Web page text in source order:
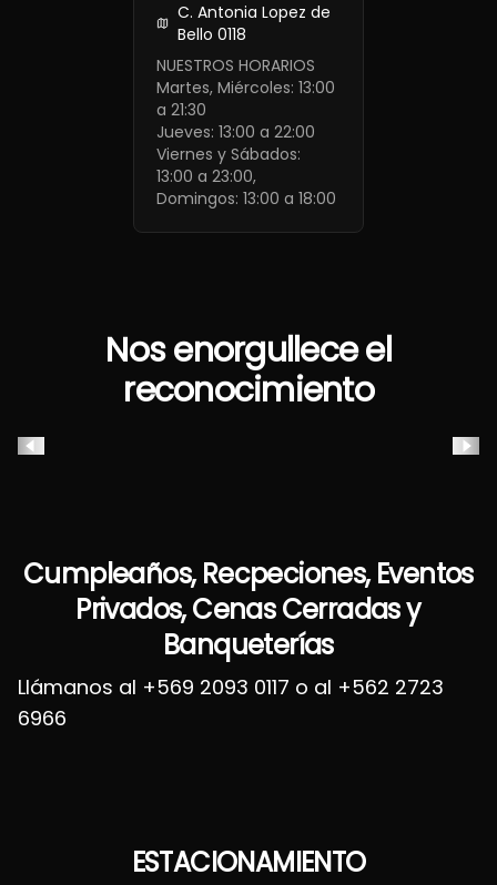
C. Antonia Lopez de
Bello 0118
NUESTROS HORARIOS
Martes, Miércoles: 13:00
a 21:30
Jueves: 13:00 a 22:00
Viernes y Sábados:
13:00 a 23:00,
Domingos: 13:00 a 18:00
Nos enorgullece el
reconocimiento
Cumpleaños, Recpeciones, Eventos
Privados, Cenas Cerradas y
Banqueterías
Llámanos al +569 2093 0117 o al +562 2723
6966
ESTACIONAMIENTO